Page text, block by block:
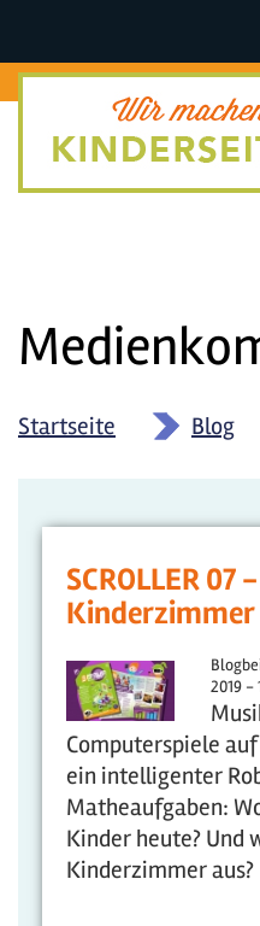
Startseite » Blog
SCROLLER
Kinderzimmer
2019 -
Computerspiele
ein intelligenter
Matheaufgaben:
Kinder heute? Und
Kinderzimmer aus?